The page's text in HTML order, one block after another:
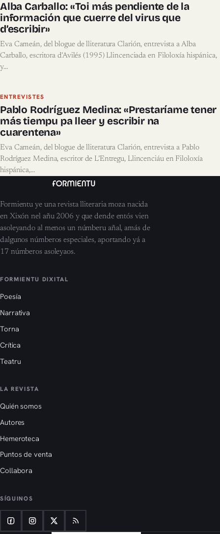
Alba Carballo: «Toi más pendiente de la
información que cuerre del virus que
d’escribir»
Eva Cameán, del blogue de lliteratura Clarión, entrevista a Alba
Carballo, escritora d’Avilés (1995) Llincenciada en Filoloxía hispánica,
y…
ENTREVISTES
Pablo Rodríguez Medina: «Prestaríame tener
más tiempu pa lleer y escribir na
cuarentena»
Eva Cameán, del blogue de lliteratura Clarión, entrevista a Pablo
Rodríguez Medina, escritor de L’Entregu, Llincenciáu en Filoloxía
hispánica,…
Formientu ye una revista lliteraria moza nacida
en Xixón nel añu 2006 y que dende entós vien
asoleyando al menos un númberu añal, amás de
dalgunos númberos especiales, aportando yá a
17 númberos asoleyaos.
FORMIENTU DIXITAL
Poesía
Narrativa
Torna
Crítica
Teatru
LA REVISTA
Quién somos
Autores
Hemeroteca
Puntos de venta
Collabora
SÍGUINOS